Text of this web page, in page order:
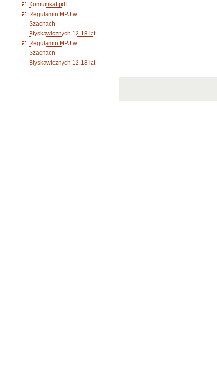
Komunikat pdf.
Regulamin MPJ w
Szachach
Błyskawicznych 12-18 lat
Regulamin MPJ w
Szachach
Błyskawicznych 12-18 lat